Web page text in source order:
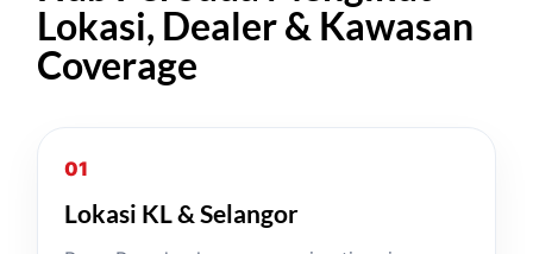
Lokasi, Dealer & Kawasan
Coverage
01
Lokasi KL & Selangor